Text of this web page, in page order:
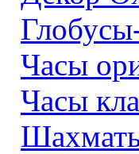
Часы
Часы